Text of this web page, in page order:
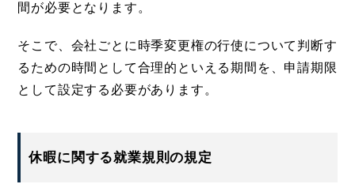
間が必要となります。
そこで、会社ごとに時季変更権の行使について判断す
るための時間として合理的といえる期間を、申請期限
として設定する必要があります。
休暇に関する就業規則の規定